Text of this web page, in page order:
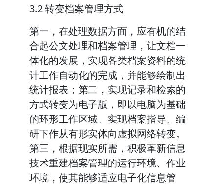
3.2 转变档案管理方式
第一，在处理数据方面，应有机的结
合起公文处理和档案管理，让文档一
体化的发展，实现各类档案资料的统
计工作自动化的完成，并能够绘制出
统计报表；第二，实现记录和检索的
方式转变为电子版，即以电脑为基础
的环形工作区域。实现档案指导、编
研下作从有形实体向虚拟网络转变。
第三，根据现实所需，积极革新信息
技术重建档案管理的运行环境、作业
环境，使其能够适应电子化信息管